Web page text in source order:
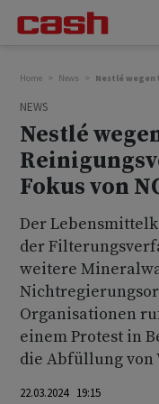
Home News Nestlé wegen
NEWS
Nestlé
Fokus von
Der
der
weitere
Organisationen
einem Protest in
die Abfüllung von
22.03.2024 19:15